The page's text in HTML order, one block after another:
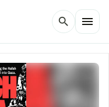
search menu